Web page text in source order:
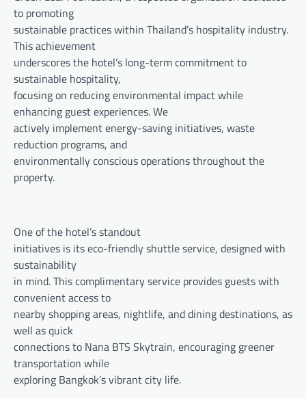
to promoting
sustainable practices within Thailand’s hospitality industry.
This achievement
underscores the hotel’s long-term commitment to
sustainable hospitality,
focusing on reducing environmental impact while
enhancing guest experiences. We
actively implement energy-saving initiatives, waste
reduction programs, and
environmentally conscious operations throughout the
property.
One of the hotel’s standout
initiatives is its eco-friendly shuttle service, designed with
sustainability
in mind. This complimentary service provides guests with
convenient access to
nearby shopping areas, nightlife, and dining destinations, as
well as quick
connections to Nana BTS Skytrain, encouraging greener
transportation while
exploring Bangkok’s vibrant city life.